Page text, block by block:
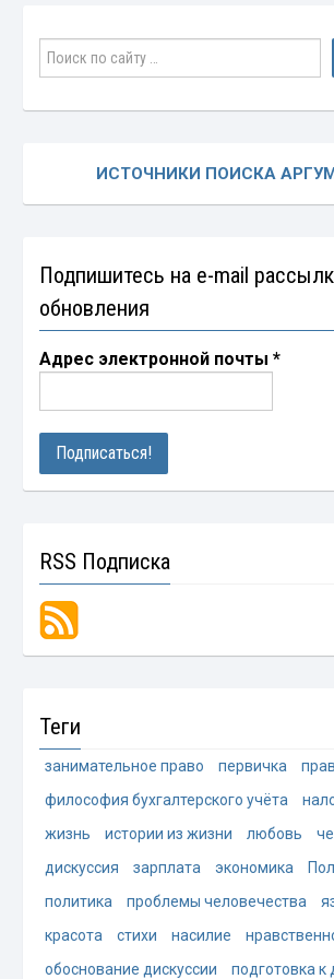
ИСТОЧНИКИ ПОИСКА
Подпишитесь на e-mail
обновления
Адрес электронной почты*
RSS Подписка
Теги
занимательное право первичка
философия бухгалтерского учёта
жизнь
истории из жизни любовь
дискуссия
зарплата экономика
политика
проблемы человечества
красота
стихи насилие
обоснование дискуссии
подготовка к